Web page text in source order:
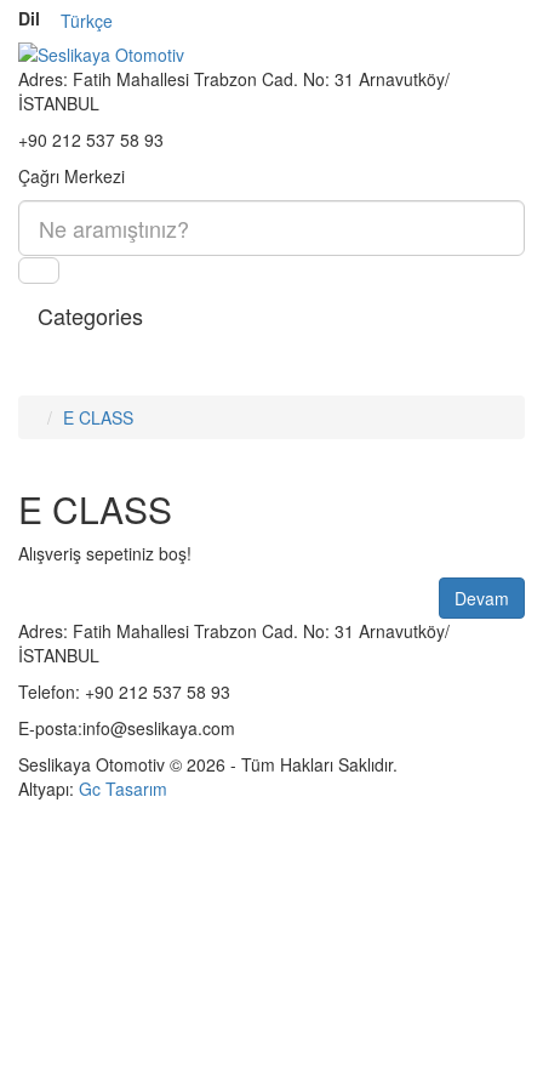
Dil Türkçe
Adres: Fatih Mahallesi Trabzon Cad. No: 31 Arnavutköy/
İSTANBUL
+90 212 537 58 93
Çağrı Merkezi
Categories
E CLASS
E CLASS
Alışveriş sepetiniz boş!
Devam
Adres: Fatih Mahallesi Trabzon Cad. No: 31 Arnavutköy/
İSTANBUL
Telefon: +90 212 537 58 93
E-posta:info@seslikaya.com
Seslikaya Otomotiv © 2026 - Tüm Hakları Saklıdır.
Altyapı: Gc Tasarım